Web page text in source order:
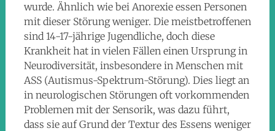
wurde. Ähnlich wie bei Anorexie essen Personen
mit dieser Störung weniger. Die meistbetroffenen
sind 14-17-jährige Jugendliche, doch diese
Krankheit hat in vielen Fällen einen Ursprung in
Neurodiversität, insbesondere in Menschen mit
ASS (Autismus-Spektrum-Störung). Dies liegt an
in neurologischen Störungen oft vorkommenden
Problemen mit der Sensorik, was dazu führt,
dass sie auf Grund der Textur des Essens weniger